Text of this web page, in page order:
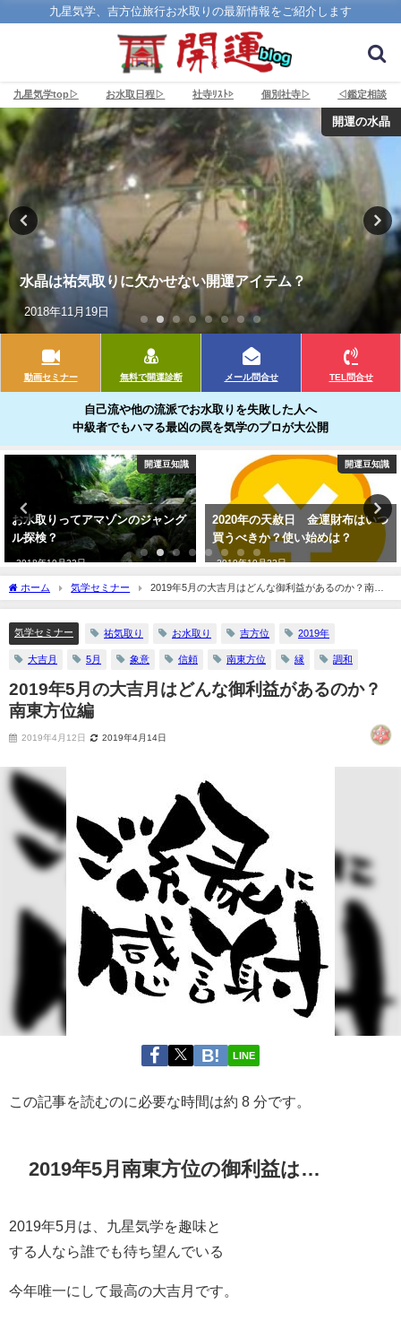
九星気学、吉方位旅行お水取りの最新情報をご紹介します
九星気学top▷ お水取日程▷ 社寺ﾘｽﾄ▷ 個別社寺▷ ◁鑑定相談
開運の水晶
水晶は祐気取りに欠かせない開運アイテム？
2018年11月19日
動画セミナー 無料で開運診断 メール問合せ TEL問合せ
自己流や他の流派でお水取りを失敗した人へ
中級者でもハマる最凶の罠を気学のプロが大公開
開運豆知識
お水取りってアマゾンのジャング
ル探検？
2018年10月22日
開運豆知識
2020年の天赦日 金運財布はいつ
買うべきか？使い始めは？
2019年10月22日
ホーム 気学セミナー
2019年5月の大吉月はどんな御利益があるのか？南東
方位編
気学セミナー 祐気取り お水取り 吉方位 2019年
大吉月 5月 象意 信頼 南東方位 縁 調和
2019年5月の大吉月はどんな御利益があるのか？
南東方位編
2019年4月12日 2019年4月14日
LINE
この記事を読むのに必要な時間は約 8 分です。
2019年5月南東方位の御利益は…
2019年5月は、九星気学を趣味と
する人なら誰でも待ち望んでいる
今年唯一にして最高の大吉月です。